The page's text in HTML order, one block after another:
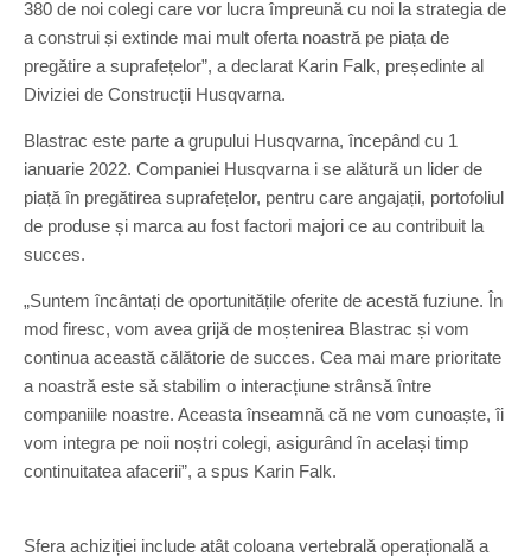
380 de noi colegi care vor lucra împreună cu noi la strategia de
a construi și extinde mai mult oferta noastră pe piața de
pregătire a suprafețelor”, a declarat Karin Falk, președinte al
Diviziei de Construcții Husqvarna.
Blastrac este parte a grupului Husqvarna, începând cu 1
ianuarie 2022. Companiei Husqvarna i se alătură un lider de
piață în pregătirea suprafețelor, pentru care angajații, portofoliul
de produse și marca au fost factori majori ce au contribuit la
succes.
„Suntem încântați de oportunitățile oferite de acestă fuziune. În
mod firesc, vom avea grijă de moștenirea Blastrac și vom
continua această călătorie de succes. Cea mai mare prioritate
a noastră este să stabilim o interacțiune strânsă între
companiile noastre. Aceasta înseamnă că ne vom cunoaște, îi
vom integra pe noii noștri colegi, asigurând în același timp
continuitatea afacerii”, a spus Karin Falk.
Sfera achiziției include atât coloana vertebrală operațională a